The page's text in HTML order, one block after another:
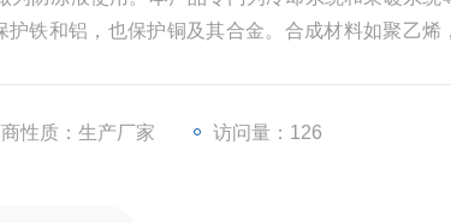
铁和铝，也保护铜及其合金。合成材料如聚乙烯
性质：生产厂家 访问量：126